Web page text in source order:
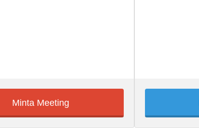
Minta Meeting